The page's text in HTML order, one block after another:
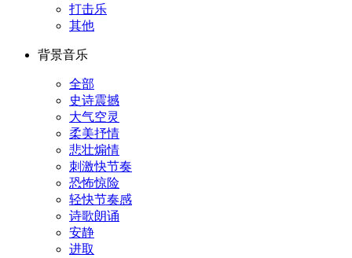
打击乐
其他
背景音乐
全部
史诗震撼
大气空灵
柔美抒情
悲壮煽情
刺激快节奏
恐怖惊险
轻快节奏感
诗歌朗诵
安静
进取